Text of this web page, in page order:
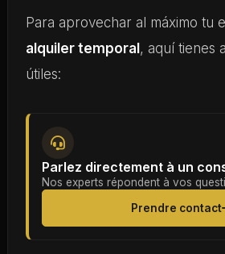
Para aprovechar al máximo tu
alquiler temporal , aquí tienes
útiles:
Parlez directement à un
Nos experts répondent à vos
Prendre contact